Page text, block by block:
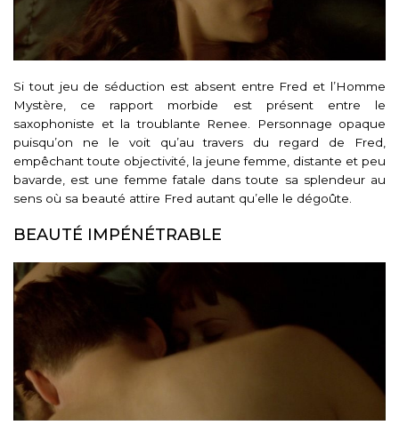
Si tout jeu de séduction est absent entre Fred et l’Homme
Mystère, ce rapport morbide est présent entre le
saxophoniste et la troublante Renee. Personnage opaque
puisqu’on ne le voit qu’au travers du regard de Fred,
empêchant toute objectivité, la jeune femme, distante et peu
bavarde, est une femme fatale dans toute sa splendeur au
sens où sa beauté attire Fred autant qu’elle le dégoûte.
BEAUTÉ IMPÉNÉTRABLE